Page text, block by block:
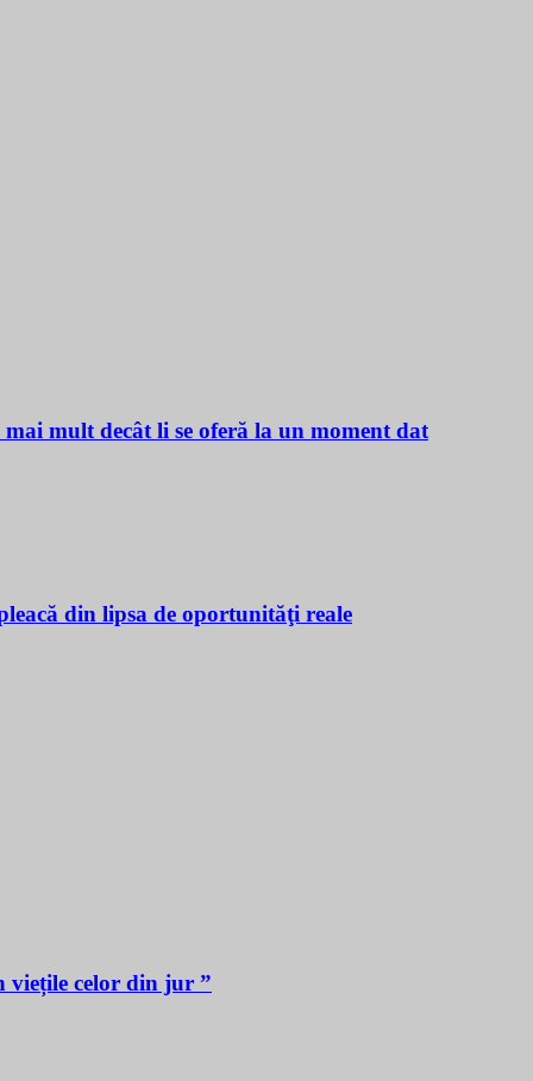
mult decât li se oferă la un moment dat
din lipsa de oportunităţi reale
viețile celor din jur ”